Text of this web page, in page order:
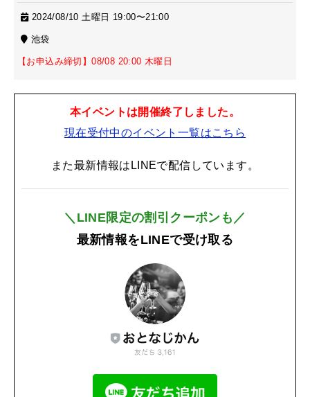
2024/08/10 土曜日 19:00〜21:00
池袋
【お申込み締切】08/08 20:00 木曜日
本イベントは開催終了しました。
現在受付中のイベント一覧はこちら
また最新情報はLINEで配信しています。
＼LINE限定の割引クーポンも／
最新情報をLINEで受け取る